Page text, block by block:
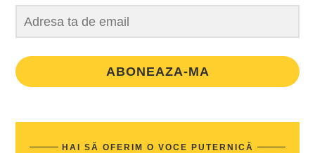
ABONEAZA-MA
HAI SĂ OFERIM O VOCE PUTERNICĂ